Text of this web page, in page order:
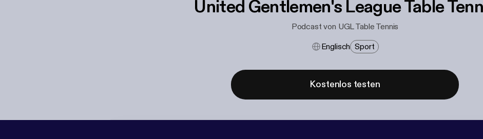
United Gentlemen's League Table
Podcast von UGL Table Tennis
Englisch Sport
Kostenlos testen